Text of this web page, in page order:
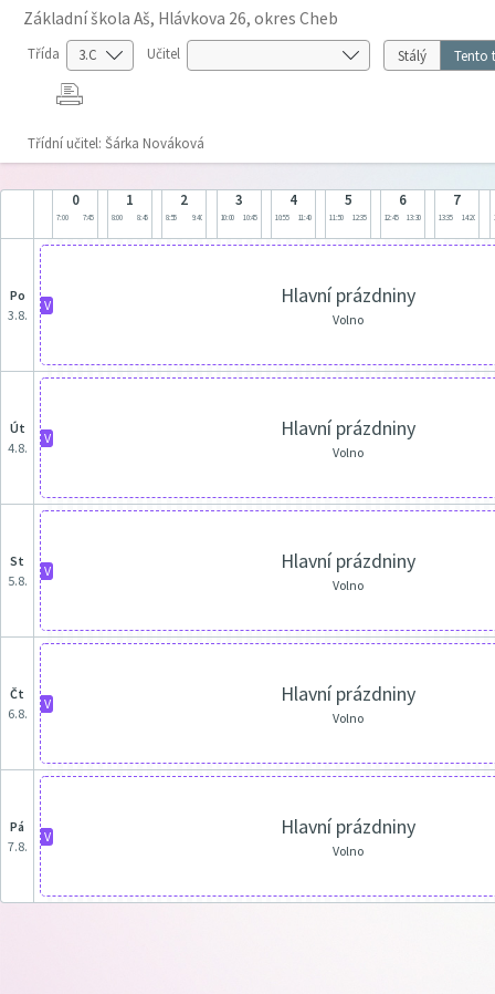
Základní škola Aš, Hlávkova 26, okres Cheb
Třída Učitel Stálý Tento
Třídní učitel: Šárka Nováková
0
7:00 7:45
1
8:00 8:45
2
8:55 9:40
3
10:00 10:45
4
10:55 11:40
5
11:50 12:35
6
12:45 13:30
7
13:35 14:20
po
3.8.
V Hlavní prázdniny
Volno
út
4.8.
V Hlavní prázdniny
Volno
st
5.8.
V Hlavní prázdniny
Volno
čt
6.8.
V Hlavní prázdniny
Volno
pá
7.8.
V Hlavní prázdniny
Volno